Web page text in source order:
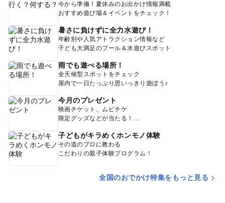
今から準備！夏休みのお出かけ情報満載
おすすめ遊び場＆イベントをチェック！
暑さに負けずに全力水遊び！
年齢別や人気アトラクション情報など
子ども大満足のプール＆水遊びスポット
雨でも遊べる場所！
全天候型スポットをチェック
屋内で一日たっぷり思いっきり遊ぼう♪
今月のプレゼント
映画チケット、ムビチケ
限定グッズなどが当たる！
子どもがキラめくホンモノ体験
その道のプロに教わる
こだわりの親子体験プログラム！
全国のおでかけ特集をもっと見る